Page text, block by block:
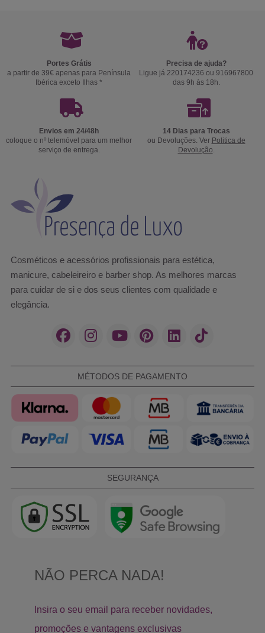
Portes Grátis
a partir de 39€ apenas para Península
Ibérica exceto Ilhas *
Precisa de ajuda?
Ligue já 220174236 ou 916967800
das 9h às 18h.
Envios em 24/48h
coloque o nº telemóvel para um melhor
serviço de entrega.
14 Dias para Trocas
ou Devoluções. Ver Politica de
Devolução.
Cosméticos e acessórios profissionais para estética,
manicure, cabeleireiro e barber shop. As melhores marcas
para cuidar de si e dos seus clientes com qualidade e
elegância.
MÉTODOS DE PAGAMENTO
SEGURANÇA